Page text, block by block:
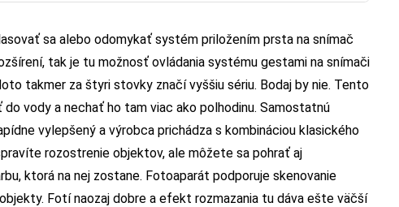
sa alebo odomykať systém priložením prsta na snímač
tak je tu možnosť ovládania systému gestami na snímači
takmer za štyri stovky značí vyššiu sériu. Bodaj by nie. Tento
vody a nechať ho tam viac ako polhodinu. Samostatnú
vylepšený a výrobca prichádza s kombináciou klasického
rozostrenie objektov, ale môžete sa pohrať aj
ktorá na nej zostane. Fotoaparát podporuje skenovanie
Fotí naozaj dobre a efekt rozmazania tu dáva ešte väčší